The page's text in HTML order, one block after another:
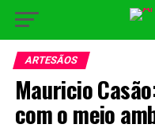
ARTESÃOS
Mauricio
com o meio